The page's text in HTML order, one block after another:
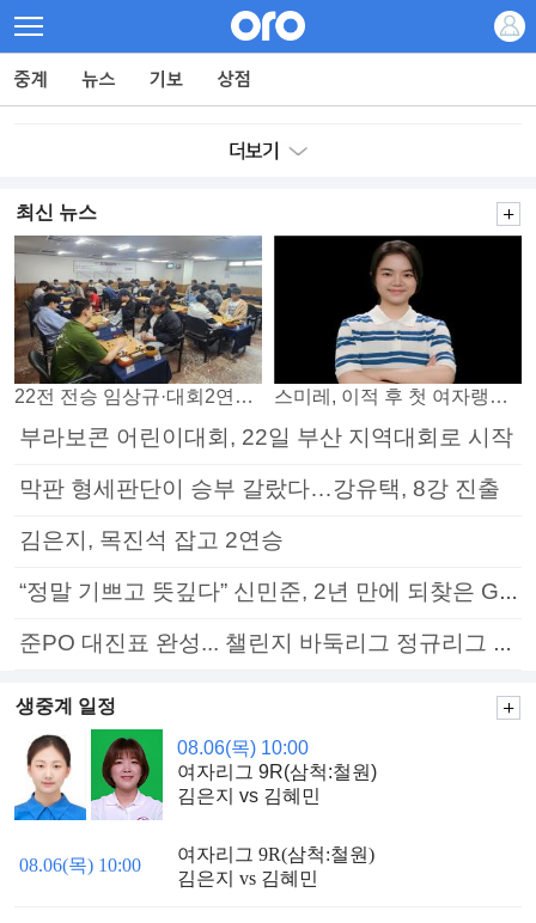
최신 뉴스
22전 전승 임상규·대회2연패 노리는 김다빈…왕중왕전 16강 7일부터 스미레, 이적 후 첫 여자랭킹 3위
부라보콘 어린이대회, 22일 부산 지역대회로 시작
막판 형세판단이 승부 갈랐다…강유택, 8강 진출
김은지, 목진석 잡고 2연승
“정말 기쁘고 뜻깊다” 신민준, 2년 만에 되찾은 GS칼텍스배 정상
준PO 대진표 완성... 챌린지 바둑리그 정규리그 종료
생중계 일정
08.06(목) 10:00
여자리그 9R(삼척:철원)
김은지 vs 김혜민
08.06(목) 10:00
여자리그 9R(삼척:철원)
김은지 vs 김혜민